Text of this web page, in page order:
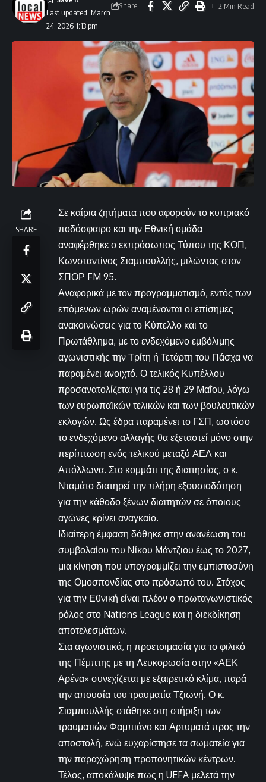
Last updated: March
24, 2026 1:13 pm
Share 2 Min Read
SHARE
Σε καίρια ζητήματα που αφορούν το κυπριακό
ποδόσφαιρο και την Εθνική ομάδα
αναφέρθηκε ο εκπρόσωπος Τύπου της ΚΟΠ,
Κωνσταντίνος Σιαμπουλλής, μιλώντας στον
ΣΠΟΡ FM 95.
Αναφορικά με τον προγραμματισμό, εντός των
επόμενων ωρών αναμένονται οι επίσημες
ανακοινώσεις για το Κύπελλο και το
Πρωτάθλημα, με το ενδεχόμενο εμβόλιμης
αγωνιστικής την Τρίτη ή Τετάρτη του Πάσχα να
παραμένει ανοιχτό. Ο τελικός Κυπέλλου
προσανατολίζεται για τις 28 ή 29 Μαΐου, λόγω
των ευρωπαϊκών τελικών και των βουλευτικών
εκλογών. Ως έδρα παραμένει το ΓΣΠ, ωστόσο
το ενδεχόμενο αλλαγής θα εξεταστεί μόνο στην
περίπτωση ενός τελικού μεταξύ ΑΕΛ και
Απόλλωνα. Στο κομμάτι της διαιτησίας, ο κ.
Νταμάτο διατηρεί την πλήρη εξουσιοδότηση
για την κάθοδο ξένων διαιτητών σε όποιους
αγώνες κρίνει αναγκαίο.
Ιδιαίτερη έμφαση δόθηκε στην ανανέωση του
συμβολαίου του Νίκου Μάντζιου έως το 2027,
μια κίνηση που υπογραμμίζει την εμπιστοσύνη
της Ομοσπονδίας στο πρόσωπό του. Στόχος
για την Εθνική είναι πλέον ο πρωταγωνιστικός
ρόλος στο Nations League και η διεκδίκηση
αποτελεσμάτων.
Στα αγωνιστικά, η προετοιμασία για το φιλικό
της Πέμπτης με τη Λευκορωσία στην «ΑΕΚ
Αρένα» συνεχίζεται με εξαιρετικό κλίμα, παρά
την απουσία του τραυματία Τζιωνή. Ο κ.
Σιαμπουλλής στάθηκε στη στήριξη των
τραυματιών Φαμπιάνο και Αρτυματά προς την
αποστολή, ενώ ευχαρίστησε τα σωματεία για
την παραχώρηση προπονητικών κέντρων.
Τέλος, αποκάλυψε πως η UEFA μελετά την